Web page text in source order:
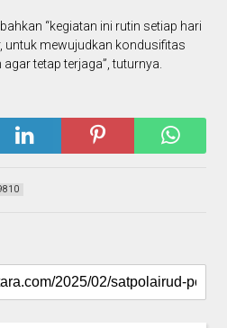
“kegiatan ini rutin setiap hari
untuk mewujudkan kondusifitas
tetap terjaga”, tuturnya.